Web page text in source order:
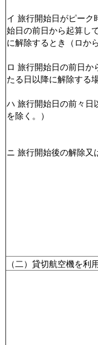
イ 旅行開始日がピーク
始日の前日から起算し
に解除するとき（ロか
ロ 旅行開始日の前日
たる日以降に解除する
ハ 旅行開始日の前々日
を除く。）
ニ 旅行開始後の解除又
（二）貸切航空機を